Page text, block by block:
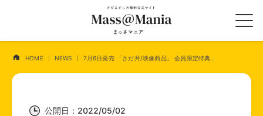
HOME NEWS
公開日：2022/05/02